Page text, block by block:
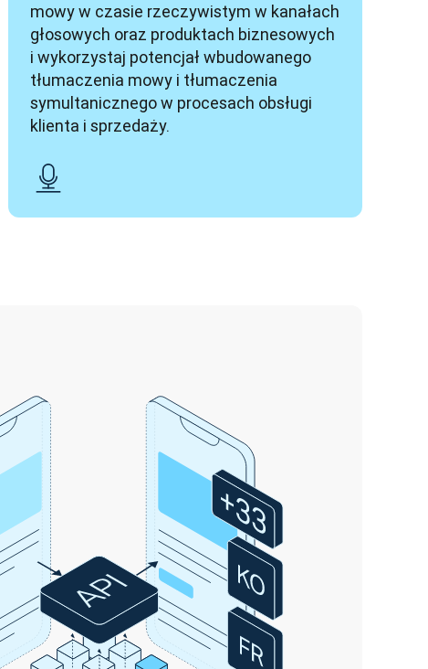
mowy w czasie rzeczywistym w kanałach
głosowych oraz produktach biznesowych
i wykorzystaj potencjał wbudowanego
tłumaczenia mowy i tłumaczenia
symultanicznego w procesach obsługi
klienta i sprzedaży.